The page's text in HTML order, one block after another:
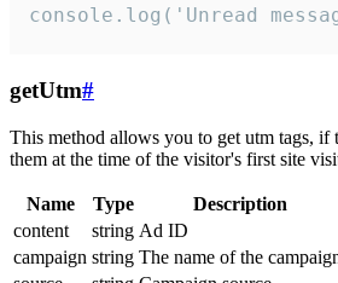
console.log('Unread
getUtm#
This method allows you to get utm tags, if
them at the time of the visitor's first site
Name Type
Description
content
string Ad ID
campaign string The name of the